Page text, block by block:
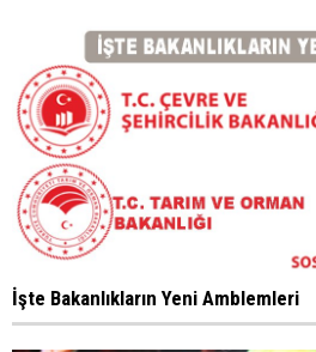
İşte Bakanlıkların Yeni Amblemleri